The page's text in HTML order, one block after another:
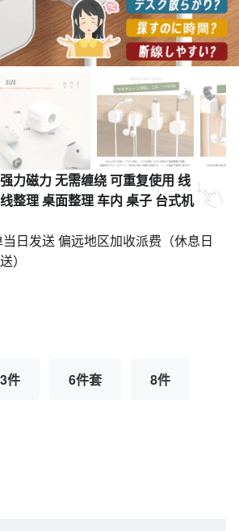
力磁力 无需缠绕 可重复使用 线
整理 桌面整理 车内 桌子 台式机
日发送 偏远地区加收派费（休息日
）
3件 6件套 8件